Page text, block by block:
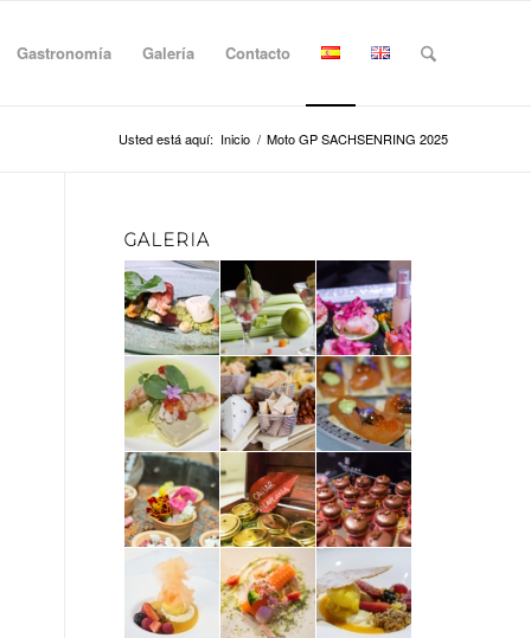
Gastronomía Galería Contacto
Usted está aquí: Inicio / Moto GP SACHSENRING 2025
GALERIA